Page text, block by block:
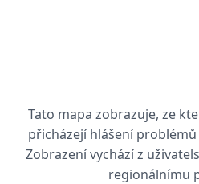
Tato mapa zobrazuje, ze
přicházejí hlášení problémů
Zobrazení vychází z
regionálnímu